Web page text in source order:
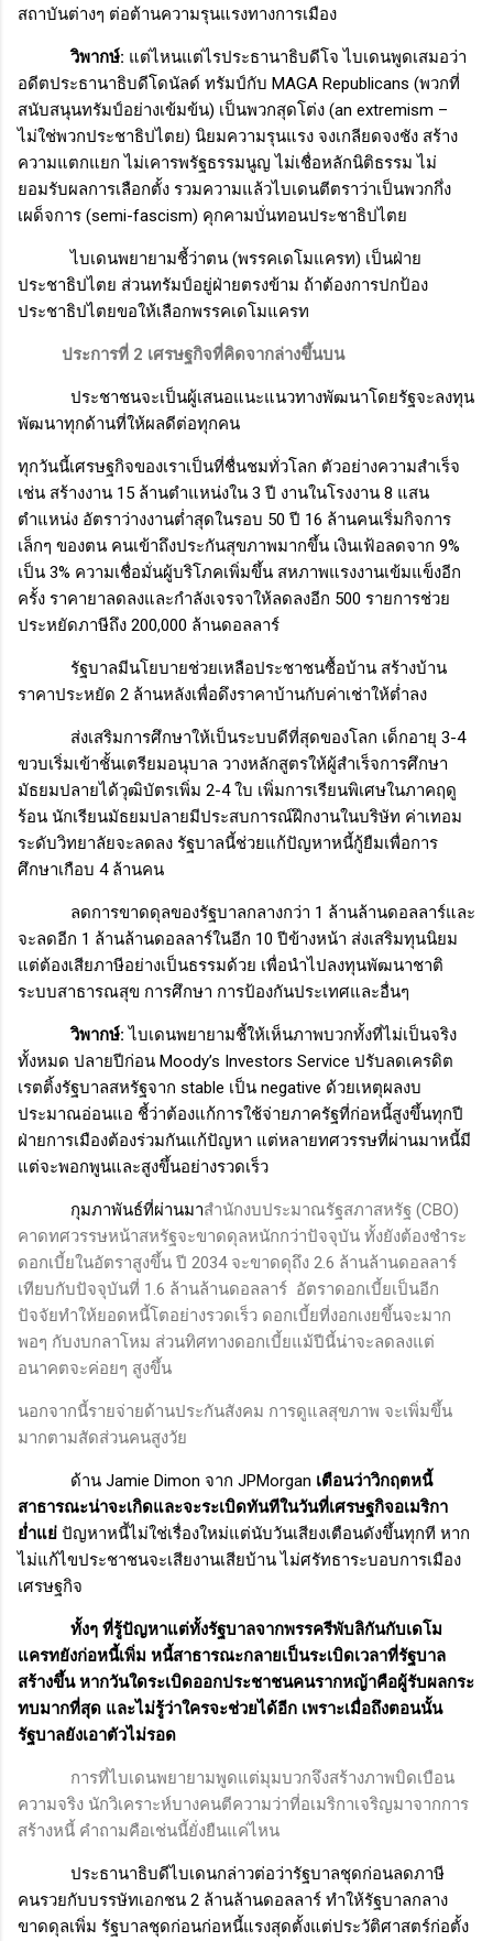
สถาบันต่างๆ ต่อต้านความรุนแรงทางการเมือง
วิพากษ์: แต่ไหนแต่ไรประธานาธิบดีโจ ไบเดนพูดเสมอว่า
อดีตประธานาธิบดีโดนัลด์ ทรัมป์กับ MAGA Republicans (พวกที่
สนับสนุนทรัมป์อย่างเข้มข้น) เป็นพวกสุดโต่ง (an extremism –
ไม่ใช่พวกประชาธิปไตย) นิยมความรุนแรง จงเกลียดจงชัง สร้าง
ความแตกแยก ไม่เคารพรัฐธรรมนูญ ไม่เชื่อหลักนิติธรรม ไม่
ยอมรับผลการเลือกตั้ง รวมความแล้วไบเดนตีตราว่าเป็นพวกกึ่ง
เผด็จการ (semi-fascism) คุกคามบั่นทอนประชาธิปไตย
ไบเดนพยายามชี้ว่าตน (พรรคเดโมแครท) เป็นฝ่าย
ประชาธิปไตย ส่วนทรัมป์อยู่ฝ่ายตรงข้าม ถ้าต้องการปกป้อง
ประชาธิปไตยขอให้เลือกพรรคเดโมแครท
ประการที่ 2 เศรษฐกิจที่คิดจากล่างขึ้นบน
ประชาชนจะเป็นผู้เสนอแนะแนวทางพัฒนาโดยรัฐจะลงทุน
พัฒนาทุกด้านที่ให้ผลดีต่อทุกคน
ทุกวันนี้เศรษฐกิจของเราเป็นที่ชื่นชมทั่วโลก ตัวอย่างความสำเร็จ
เช่น สร้างงาน 15 ล้านตำแหน่งใน 3 ปี งานในโรงงาน 8 แสน
ตำแหน่ง อัตราว่างงานต่ำสุดในรอบ 50 ปี 16 ล้านคนเริ่มกิจการ
เล็กๆ ของตน คนเข้าถึงประกันสุขภาพมากขึ้น เงินเฟ้อลดจาก 9%
เป็น 3% ความเชื่อมั่นผู้บริโภคเพิ่มขึ้น สหภาพแรงงานเข้มแข็งอีก
ครั้ง ราคายาลดลงและกำลังเจรจาให้ลดลงอีก 500 รายการช่วย
ประหยัดภาษีถึง 200,000 ล้านดอลลาร์
รัฐบาลมีนโยบายช่วยเหลือประชาชนซื้อบ้าน สร้างบ้าน
ราคาประหยัด 2 ล้านหลังเพื่อดึงราคาบ้านกับค่าเช่าให้ต่ำลง
ส่งเสริมการศึกษาให้เป็นระบบดีที่สุดของโลก เด็กอายุ 3-4
ขวบเริ่มเข้าชั้นเตรียมอนุบาล วางหลักสูตรให้ผู้สำเร็จการศึกษา
มัธยมปลายได้วุฒิบัตรเพิ่ม 2-4ใบ เพิ่มการเรียนพิเศษในภาคฤดู
ร้อน นักเรียนมัธยมปลายมีประสบการณ์ฝึกงานในบริษัท ค่าเทอม
ระดับวิทยาลัยจะลดลง รัฐบาลนี้ช่วยแก้ปัญหาหนี้กู้ยืมเพื่อการ
ศึกษาเกือบ 4 ล้านคน
ลดการขาดดุลของรัฐบาลกลางกว่า 1 ล้านล้านดอลลาร์และ
จะลดอีก 1 ล้านล้านดอลลาร์ในอีก 10 ปีข้างหน้า ส่งเสริมทุนนิยม
แต่ต้องเสียภาษีอย่างเป็นธรรมด้วย เพื่อนำไปลงทุนพัฒนาชาติ
ระบบสาธารณสุข การศึกษา การป้องกันประเทศและอื่นๆ
วิพากษ์: ไบเดนพยายามชี้ให้เห็นภาพบวกทั้งที่ไม่เป็นจริง
ทั้งหมด ปลายปีก่อน Moody’s Investors Service ปรับลดเครดิต
เรตติ้งรัฐบาลสหรัฐจาก stable เป็น negative ด้วยเหตุผลงบ
ประมาณอ่อนแอ ชี้ว่าต้องแก้การใช้จ่ายภาครัฐที่ก่อหนี้สูงขึ้นทุกปี
ฝ่ายการเมืองต้องร่วมกันแก้ปัญหา แต่หลายทศวรรษที่ผ่านมาหนี้มี
แต่จะพอกพูนและสูงขึ้นอย่างรวดเร็ว
กุมภาพันธ์ที่ผ่านมาสำนักงบประมาณรัฐสภาสหรัฐ (CBO)
คาดทศวรรษหน้าสหรัฐจะขาดดุลหนักกว่าปัจจุบัน ทั้งยังต้องชำระ
ดอกเบี้ยในอัตราสูงขึ้น ปี 2034 จะขาดดุถึง 2.6 ล้านล้านดอลลาร์
เทียบกับปัจจุบันที่ 1.6 ล้านล้านดอลลาร์ อัตราดอกเบี้ยเป็นอีก
ปัจจัยทำให้ยอดหนี้โตอย่างรวดเร็ว ดอกเบี้ยที่งอกเงยขึ้นจะมาก
พอๆ กับงบกลาโหม ส่วนทิศทางดอกเบี้ยแม้ปีนี้น่าจะลดลงแต่
อนาคตจะค่อยๆ สูงขึ้น
นอกจากนี้รายจ่ายด้านประกันสังคม การดูแลสุขภาพ จะเพิ่มขึ้น
มากตามสัดส่วนคนสูงวัย
ด้าน Jamie Dimon จาก JPMorgan เตือนว่าวิกฤตหนี้
สาธารณะน่าจะเกิดและจะระเบิดทันทีในวันที่เศรษฐกิจอเมริกา
ย่ำแย่ ปัญหาหนี้ไม่ใช่เรื่องใหม่แต่นับวันเสียงเตือนดังขึ้นทุกที หาก
ไม่แก้ไขประชาชนจะเสียงานเสียบ้าน ไม่ศรัทธาระบอบการเมือง
เศรษฐกิจ
ทั้งๆ ที่รู้ปัญหาแต่ทั้งรัฐบาลจากพรรครีพับลิกันกับเดโม
แครทยังก่อหนี้เพิ่ม หนี้สาธารณะกลายเป็นระเบิดเวลาที่รัฐบาล
สร้างขึ้น หากวันใดระเบิดออกประชาชนคนรากหญ้าคือผู้รับผลกระ
ทบมากที่สุด และไม่รู้ว่าใครจะช่วยได้อีก เพราะเมื่อถึงตอนนั้น
รัฐบาลยังเอาตัวไม่รอด
การที่ไบเดนพยายามพูดแต่มุมบวกจึงสร้างภาพบิดเบือน
ความจริง นักวิเคราะห์บางคนตีความว่าที่อเมริกาเจริญมาจากการ
สร้างหนี้ คำถามคือเช่นนี้ยั่งยืนแค่ไหน
ประธานาธิบดีไบเดนกล่าวต่อว่ารัฐบาลชุดก่อนลดภาษี
คนรวยกับบรรษัทเอกชน 2 ล้านล้านดอลลาร์ ทำให้รัฐบาลกลาง
ขาดดุลเพิ่ม รัฐบาลชุดก่อนก่อหนี้แรงสุดตั้งแต่ประวัติศาสตร์ก่อตั้ง